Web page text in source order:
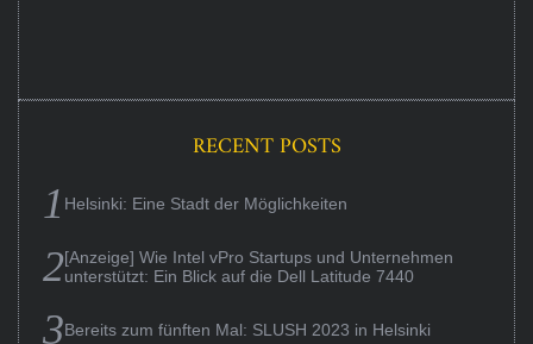
RECENT POSTS
Helsinki: Eine Stadt der Möglichkeiten
[Anzeige] Wie Intel vPro Startups und Unternehmen
unterstützt: Ein Blick auf die Dell Latitude 7440
Bereits zum fünften Mal: SLUSH 2023 in Helsinki